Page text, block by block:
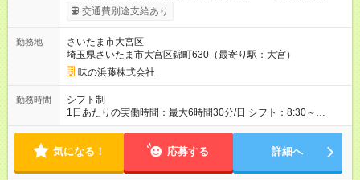
給与は本採用時と同じです。
交通費別途支給あり
勤務地
さいたま市大宮区
埼玉県さいたま市大宮区錦町630（最寄り駅：大宮）
味の浜藤株式会社
勤務時間
シフト制
1日あたりの実働時間：最大6時間30分/日 シフト：8:30～
16:00（休憩60分） ・ 週3～5日勤務（要相談）
気になる！ 応募する 詳細へ